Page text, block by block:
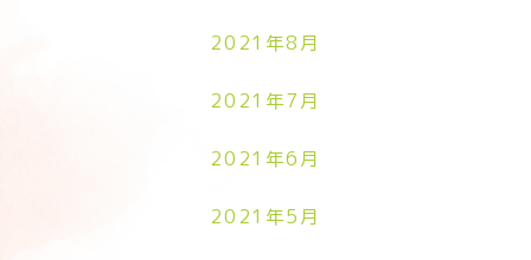
2021年8月
2021年7月
2021年6月
2021年5月